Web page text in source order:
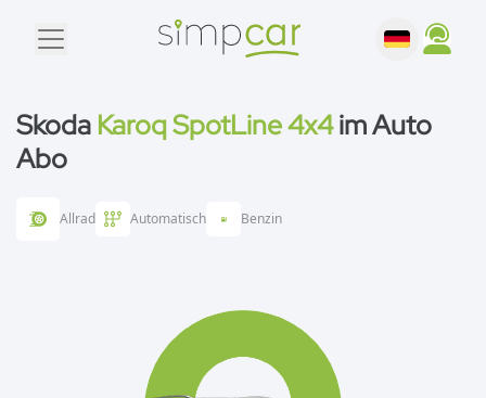
Skoda Karoq SpotLine 4x4im Auto
Abo
Allrad Automatisch Benzin